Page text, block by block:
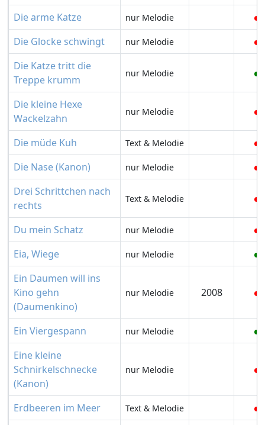
Die arme Katze nur Melodie
Die Glocke schwingt nur Melodie
Die Katze tritt die
Treppe krumm
nur Melodie
Die kleine Hexe
Wackelzahn
nur Melodie
Die müde Kuh Text & Melodie
Die Nase (Kanon) nur Melodie
Drei Schrittchen nach
rechts
Text & Melodie
Du mein Schatz nur Melodie
Eia, Wiege nur Melodie
Ein Daumen will ins
Kino gehn
(Daumenkino)
nur Melodie 2008
Ein Viergespann nur Melodie
Eine kleine
Schnirkelschnecke
(Kanon)
nur Melodie
Erdbeeren im Meer Text & Melodie